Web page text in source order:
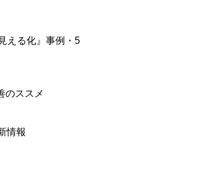
える化』事例・5
のススメ
情報